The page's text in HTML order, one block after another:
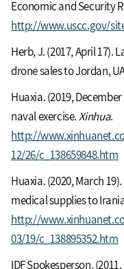
Economic and Security
http://www.uscc.gov/
Herb, J. (2017, April 17).
drone sales to Jordan,
Huaxia. (2019,
naval exercise.Xinhua.
http://
12/26/c_138659848.htm
Huaxia. (2020, March
medical supplies to
http://
03/19/c_138895352.htm
IDF Spokesperson.